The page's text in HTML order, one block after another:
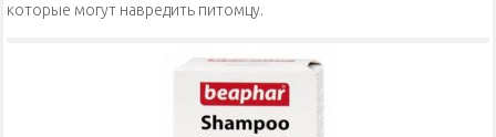
которые могут навредить питомцу.